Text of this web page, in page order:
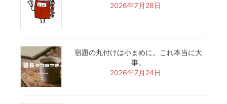
2026年7月28日
宿題の丸付けは小まめに。これ本当に大
事。
2026年7月24日